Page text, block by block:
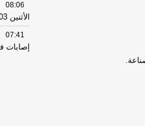
08:06
الأثنين 03-08-2026
07:41
إصابات